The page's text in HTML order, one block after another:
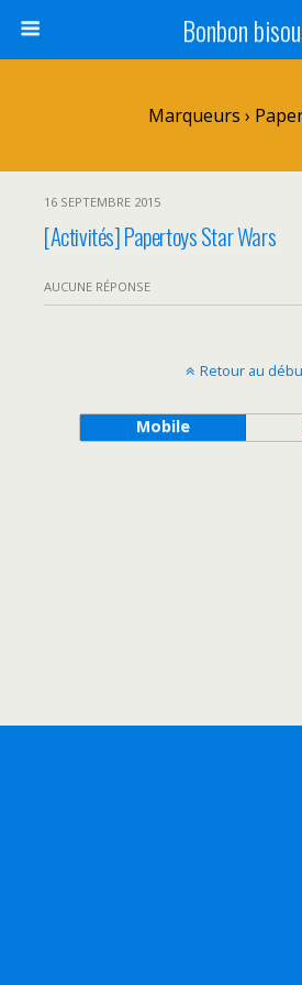
Bonbon
Marqueurs ›
16 SEPTEMBRE 2015
[Activités] Papertoys Star Wars
AUCUNE RÉPONSE
Retour au
Mobile